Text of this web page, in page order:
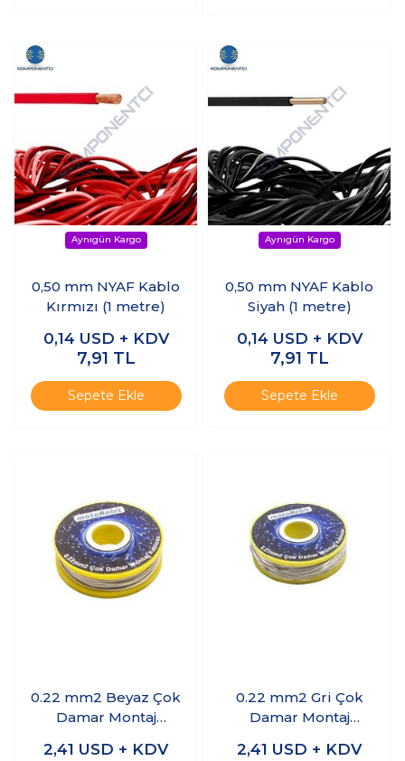
0,50 mm NYAF Kablo
Kırmızı (1 metre)
0,14 USD + KDV
7,91 TL
Sepete Ekle
0,50 mm NYAF Kablo
Siyah (1 metre)
0,14 USD + KDV
7,91 TL
Sepete Ekle
0.22 mm2 Beyaz Çok
Damar Montaj
2,41 USD + KDV
0.22 mm2 Gri Çok
Damar Montaj
2,41 USD + KDV